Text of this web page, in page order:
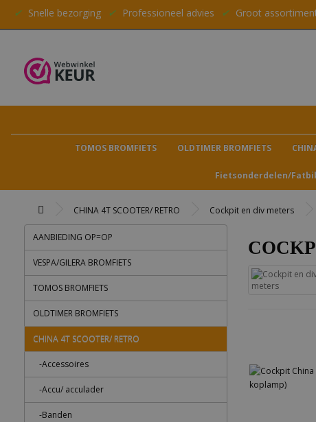
✔ Snelle bezorging ✔ Professioneel advies ✔ Groot
TOMOS BROMFIETS OLDTIMER BROMFIETS
Fietsonderdelen/
CHINA 4T SCOOTER/ RETRO Cockpit en div meters
AANBIEDING OP=OP
VESPA/GILERA BROMFIETS
TOMOS BROMFIETS
OLDTIMER BROMFIETS
CHINA 4T SCOOTER/ RETRO
-Accessoires
-Accu/ acculader
-Banden